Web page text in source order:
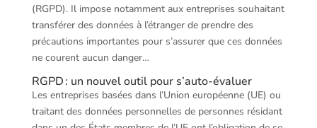
(RGPD). Il impose notamment aux entreprises souhaitant
transférer des données à l’étranger de prendre des
précautions importantes pour s’assurer que ces données
ne courent aucun danger…
RGPD : un nouvel outil pour s’auto-évaluer
Les entreprises basées dans l’Union européenne (UE) ou
traitant des données personnelles de personnes résidant